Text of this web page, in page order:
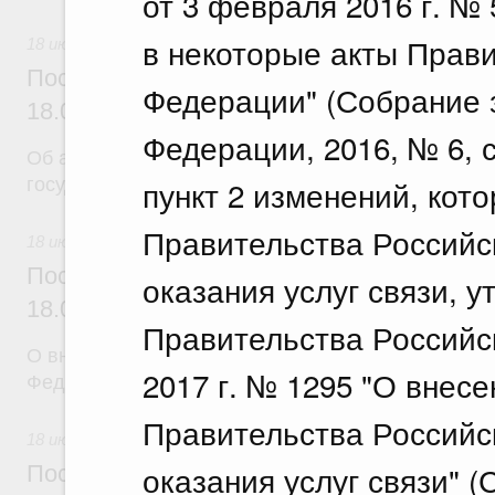
в некоторые акты
Федерации" (Собрание
Федерации, 2016, № 6,
пункт 2 изменений,
Правительства
оказания услуг связи,
Правительства
2017 г. № 1295 "О
Правительства
оказания услуг связи"
Постановление Правительства
18.07.2026 г. № 904
Об авансировании
государственных контрактов
Постановление Правительства
18.07.2026 г. № 909
О внесении изменения в постановление
Федерации от 17 февраля 2024 г. № 179
Постановление Правительства